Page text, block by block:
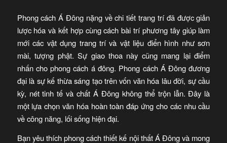
Phong cách Á Đông nặng về chi tiết trang trí đã được giản
lược hóa và kết hợp cùng cách bài trí phương tây giúp làm
mới các vật dụng trang trí và vật liệu điển hình như sơn
mài, tượng phật. Sự giao thoa này cũng mang lại điểm
nhấn cho phong cách á đông. Phong cách Á Đông đương
đại là sự kế thừa sáng tạo trên vốn văn hóa lâu đời, sự cầu
kỳ, nét tinh tế và chất Á Đông không thể trộn lẫn. Đây là
một lựa chọn văn hóa hoàn toàn đáp ứng cho các nhu cầu
về công năng, lối sống hiện đại.
Bạn yêu thích phong cách thiết kế nội thất Á Đông và mong